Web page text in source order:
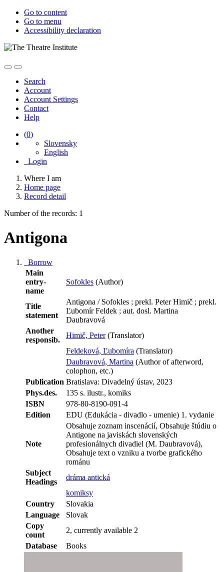
Go to content
Go to menu
Accessibility declaration
Search
Account
Account Settings
Contact
Help
(0)
Slovensky
English
Login
Where I am
Home page
Record detail
Number of the records: 1
Antigona
Borrow
Main
entry-
name
Sofokles (Author)
Title
statement
Antigona / Sofokles ; prekl. Peter Himič ; prekl.
Ľubomír Feldek ; aut. dosl. Martina
Daubravová
Another
responsib.
Himič, Peter(Translator)
Feldeková, Ľubomíra (Translator)
Daubravová, Martina (Author of afterword,
colophon, etc.)
Publication Bratislava: Divadelný ústav, 2023
Phys.des.
135 s. ilustr., komiks
ISBN
978-80-8190-091-4
Edition
EDU (Edukácia - divadlo - umenie) 1. vydanie
Note
Obsahuje zoznam inscenácií, Obsahuje štúdiu o
Antigone na javiskách slovenských
profesionálnych divadiel (M. Daubravová),
Obsahuje text o vzniku a tvorbe grafického
románu
Subject
Headings
dráma antická
komiksy
Country
Slovakia
Language
Slovak
Copy
count
2, currently available 2
Database
Books